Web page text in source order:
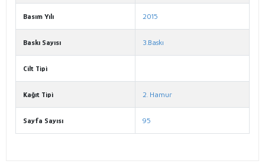
Basım Yılı 2015
Baskı Sayısı 3.Baskı
Cilt Tipi
Kağıt Tipi 2. Hamur
Sayfa Sayısı 95